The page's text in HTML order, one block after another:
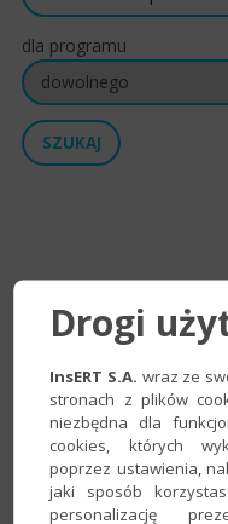
dla programu
szkolenia.
Rewizor GT -
do programu:Rewizor GT
Miejscowość:Bielsko-
Drogi
InsERT S.A. wraz ze
stronach z plików
niezbędna dla
cookies, których
poprzez ustawienia,
jaki sposób
personalizację